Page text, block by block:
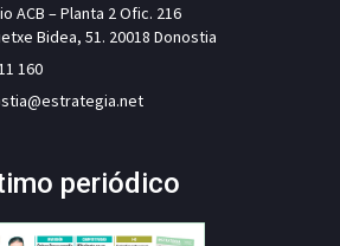
ACB – Planta 2 Ofic. 216
Bidea, 51. 20018 Donostia
160
periódico